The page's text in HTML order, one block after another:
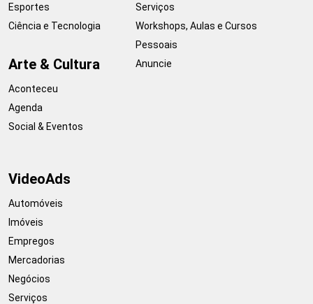
Esportes
Ciência e Tecnologia
Arte & Cultura
Aconteceu
Agenda
Social & Eventos
Serviços
Workshops, Aulas e Cursos
Pessoais
Anuncie
VideoAds
Automóveis
Imóveis
Empregos
Mercadorias
Negócios
Serviços